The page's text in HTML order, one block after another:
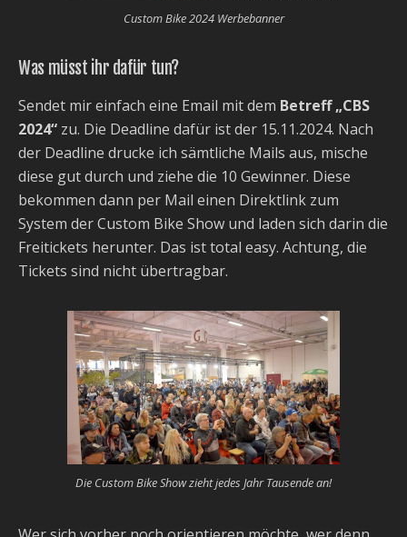
Custom Bike 2024 Werbebanner
Was müsst ihr dafür tun?
Sendet mir einfach eine Email mit dem Betreff „CBS
2024“ zu. Die Deadline dafür ist der 15.11.2024. Nach
der Deadline drucke ich sämtliche Mails aus, mische
diese gut durch und ziehe die 10 Gewinner. Diese
bekommen dann per Mail einen Direktlink zum
System der Custom Bike Show und laden sich darin die
Freitickets herunter. Das ist total easy. Achtung, die
Tickets sind nicht übertragbar.
Die Custom Bike Show zieht jedes Jahr Tausende an!